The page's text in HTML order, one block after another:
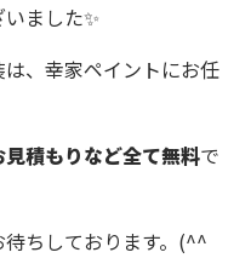
ました✨
、幸家ペイントにお任
積もりなど全て無料で
ちしております。(^^